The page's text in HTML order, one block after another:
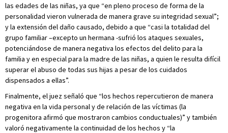
las edades de las niñas, ya que “en pleno proceso de forma de la
personalidad vieron vulnerada de manera grave su integridad sexual”;
y la extensión del daño causado, debido a que “casi la totalidad del
grupo familiar –excepto un hermana -sufrió los ataques sexuales,
potenciándose de manera negativa los efectos del delito para la
familia y en especial para la madre de las niñas, a quien le resulta difícil
superar el abuso de todas sus hijas a pesar de los cuidados
dispensados a ellas”.
Finalmente, el juez señaló que “los hechos repercutieron de manera
negativa en la vida personal y de relación de las víctimas (la
progenitora afirmó que mostraron cambios conductuales)” y también
valoró negativamente la continuidad de los hechos y “la